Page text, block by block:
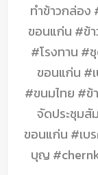
ทำข้าวกล่อง
ขอนแก่น #ข้า
#โรงทาน #
ขอนแก่น #
#ขนมไทย #ข้
จัดประชุมสั
ขอนแก่น #เบ
บุญ